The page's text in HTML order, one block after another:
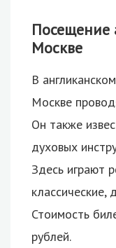
Посещение
Москве
В
Москве
Он также
духовых
Здесь играют
классические,
Стоимость
рублей.